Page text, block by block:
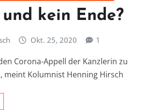
kein Ende?
Okt. 25, 2020 1
Corona-Appell der Kanzlerin zu
meint Kolumnist Henning Hirsch